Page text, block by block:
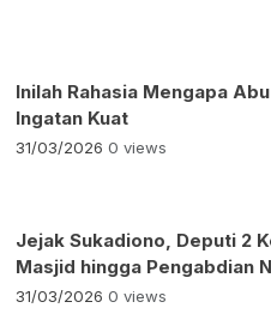
Inilah Rahasia Mengapa
Ingatan Kuat
31/03/2026 0 views
Jejak Sukadiono, Deputi 2
Masjid hingga Pengabdian
31/03/2026 0 views